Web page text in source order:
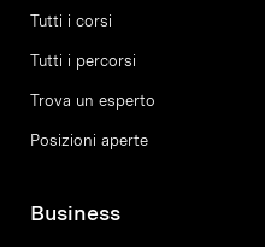
Tutti i corsi
Tutti i percorsi
Trova un esperto
Posizioni aperte
Business